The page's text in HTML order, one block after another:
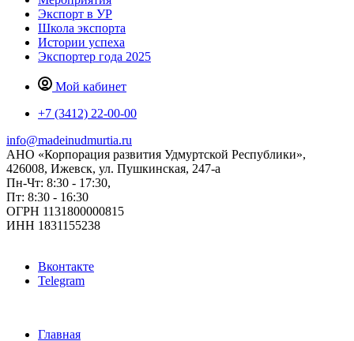
Экспорт в УР
Школа экспорта
Истории успеха
Экспортер года 2025
Мой кабинет
+7 (3412) 22-00-00
info@madeinudmurtia.ru
АНО «Корпорация развития Удмуртской Республики»,
426008, Ижевск, ул. Пушкинская, 247-а
Пн-Чт: 8:30 - 17:30,
Пт: 8:30 - 16:30
ОГРН 1131800000815
ИНН 1831155238
Вконтакте
Telegram
Главная